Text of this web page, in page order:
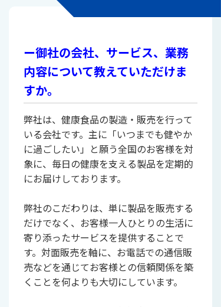
ー御社の会社、サービス、業務
内容について教えていただけま
すか。
弊社は、健康食品の製造・販売を行って
いる会社です。主に「いつまでも健やか
に過ごしたい」と願う全国のお客様を対
象に、毎日の健康を支える製品を定期的
にお届けしております。
弊社のこだわりは、単に製品を販売する
だけでなく、お客様一人ひとりの生活に
寄り添ったサービスを提供することで
す。対面販売を軸に、お電話での通信販
売などを通じてお客様との信頼関係を築
くことを何よりも大切にしています。